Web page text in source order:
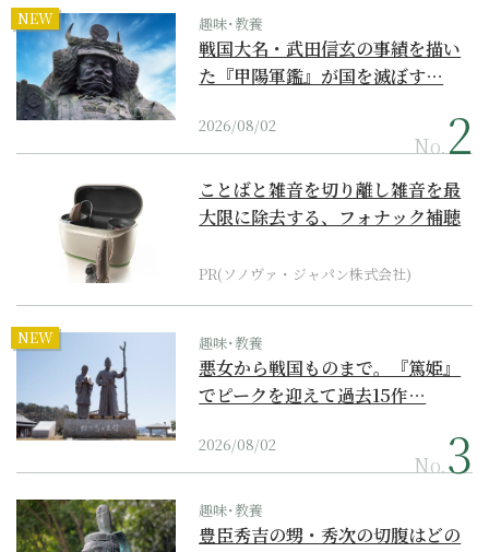
NEW 趣味･教養
戦国大名・武田信玄の事績を描い
た『甲陽軍鑑』が国を滅ぼす…
2026/08/02
No.
ことばと雑音を切り離し雑音を最
大限に除去する、フォナック補聴
PR(ソノヴァ・ジャパン株式会社)
NEW 趣味･教養
悪女から戦国ものまで。『篤姫』
でピークを迎えて過去15作…
2026/08/02
No.
趣味･教養
豊臣秀吉の甥・秀次の切腹はどの